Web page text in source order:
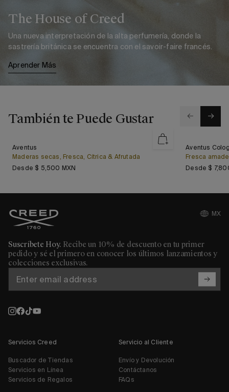
The House of Creed
Una nueva interpretación de la alta perfumería, donde la
sastrería británica se encuentra con el savoir-faire francés.
Aprender Más
También te Puede Gustar
Más Vendido
Aventus
Maderas secas, Fresca, Cítrica & Afrutada
Desde $ 5,500 MXN
Cologne
Más Vendido
Aventus
Fresca
Desde $
Únete al Club de Miembros de Creed
Regístrate y recibe las últimas noticias y sé el primero en enterarte
de exclusivas en línea y nuevos lanzamientos de productos de The
Nombre *
Dirección de correo electrónico * *
MX
Suscríbete Hoy. Recibe un 10% de descuento en tu primer
pedido y sé el primero en conocer los últimos lanzamientos y
colecciones exclusivas.
correo
Servicios Creed
Buscador de Tiendas
Servicios en Línea
Servicios de Regalos
Servicio al Cliente
Envío y Devolución
Contáctanos
FAQs